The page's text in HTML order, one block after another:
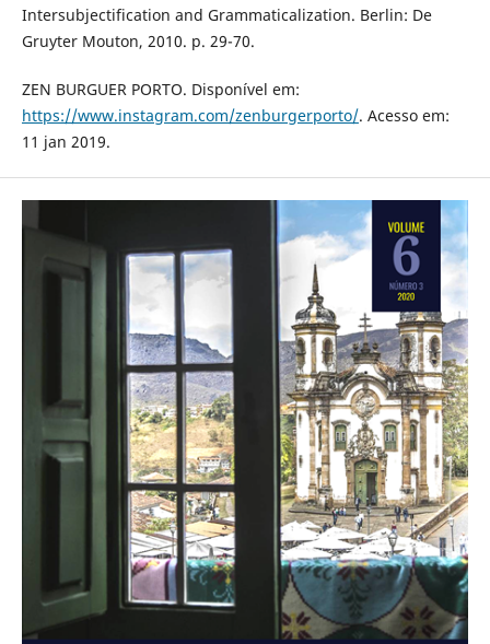
Intersubjectification and Grammaticalization. Berlin: De
Gruyter Mouton, 2010. p. 29-70.
ZEN BURGUER PORTO. Disponível em:
https://www.instagram.com/zenburgerporto/. Acesso em:
11 jan 2019.